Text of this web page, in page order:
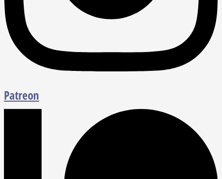
Patreon